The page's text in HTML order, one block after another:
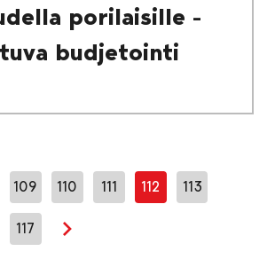
porilaisille -
budjetointi
109 110 111 112 113
117
Seuraava sivu